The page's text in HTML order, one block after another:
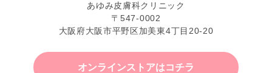
あゆみ皮膚科クリニック
〒547-0002
大阪府大阪市平野区加美東4丁目20-20
オンラインストアはコチラ